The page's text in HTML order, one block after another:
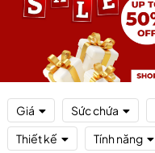
Giá Sức chứa
Thiết kế
Tính năng